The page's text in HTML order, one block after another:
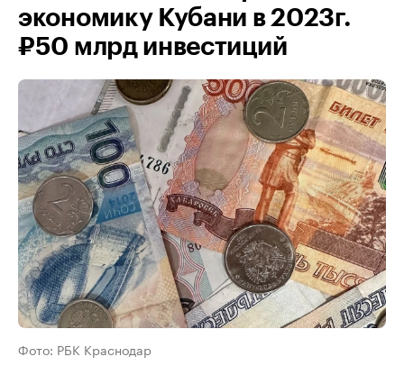
экономику Кубани в 2023г.
₽50 млрд инвестиций
Фото: РБК Краснодар